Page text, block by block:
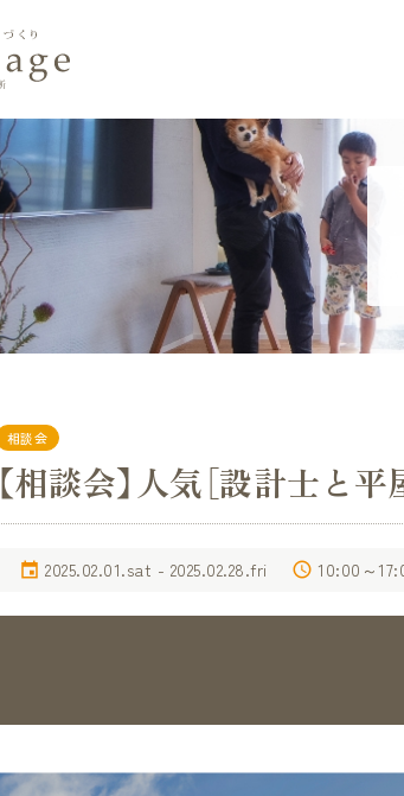
相談会
【相談会】人気［設計士と
2025.02.01.sat - 2025.02.28.fri 10:00～